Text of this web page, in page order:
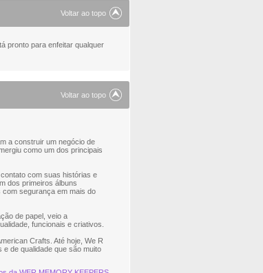
Voltar ao topo
pronto para enfeitar qualquer
Voltar ao topo
a construir um negócio de
como um dos principais
com suas histórias e
dos primeiros álbuns
segurança em mais do
de papel, veio a
funcionais e criativos.
Crafts. Até hoje, We R
de qualidade que são muito